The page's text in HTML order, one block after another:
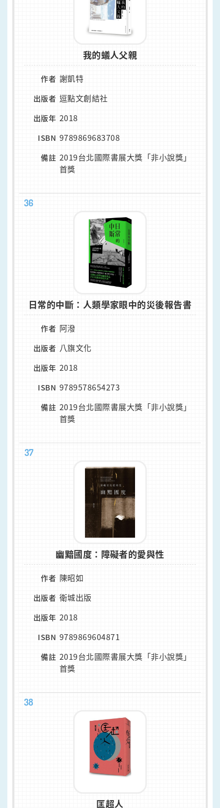
我的蟻人父親
作者 謝凱特
出版者 逗點文創結社
出版年 2018
ISBN 9789869683708
備註 2019台北國際書展大獎「非小說獎」
首獎
36
日常的中斷：人類學家眼中的災後報告書
作者 阿潑
出版者 八旗文化
出版年 2018
ISBN 9789578654273
備註 2019台北國際書展大獎「非小說獎」
首獎
37
幽黯國度：障礙者的愛與性
作者 陳昭如
出版者 衛城出版
出版年 2018
ISBN 9789869604871
備註 2019台北國際書展大獎「非小說獎」
首獎
38
匡超人